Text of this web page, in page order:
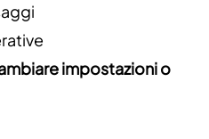
impostazioni o